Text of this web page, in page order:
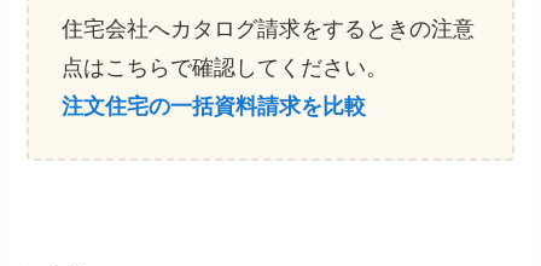
住宅会社へカタログ請求をするときの注意
点はこちらで確認してください。
注文住宅の一括資料請求を比較